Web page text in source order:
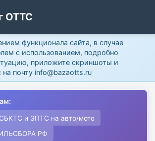
ОТТС
функционала сайта, в случае
с использованием, подробно
приложите скриншоты и
на почту info@bazaotts.ru
и ЭПТС на авто/мото
РФ